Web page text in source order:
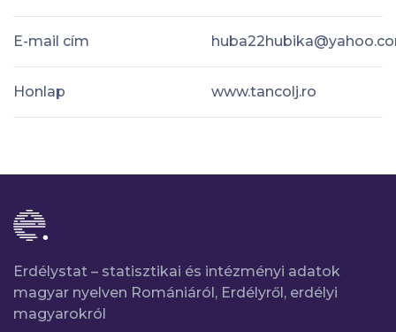
E-mail cím
Honlap www.tancolj.ro
Erdélystat – statisztikai és intézményi adatok
magyar nyelven Romániáról, Erdélyről, erdélyi
magyarokról